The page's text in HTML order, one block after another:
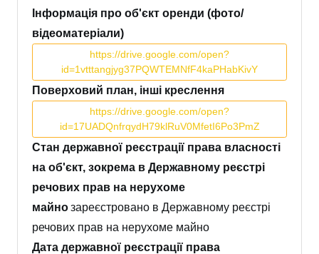
Інформація про об'єкт оренди (фото/
відеоматеріали)
https://drive.google.com/open?
id=1vtttangjyg37PQWTEMNfF4kaPHabKivY
Поверховий план, інші креслення
https://drive.google.com/open?
id=17UADQnfrqydH79klRuV0MfetI6Po3PmZ
Стан державної реєстрації права власності
на об'єкт, зокрема в Державному реєстрі
речових прав на нерухоме
майнозареєстровано в Державному реєстрі
речових прав на нерухоме майно
Дата державної реєстрації права